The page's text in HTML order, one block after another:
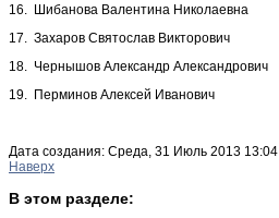
16. Шибанова Валентина Николаевна
17. Захаров Святослав Викторович
18. Чернышов Александр Александрович
19. Перминов Алексей Иванович
Дата создания: Среда, 31 Июль 2013 13:04
Наверх
В этом разделе: